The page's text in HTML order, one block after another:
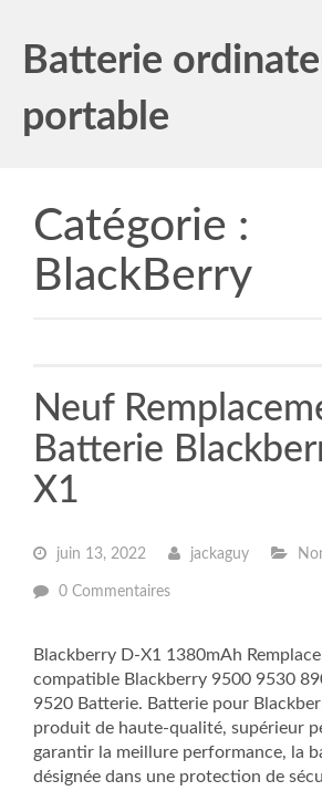
Batterie
portable
Catégorie :
BlackBerry
Neuf
Batterie
X1
juin 13, 2022 jackaguy
0 Commentaires
Blackberry D-X1 1380mAh
compatible Blackberry 9500 9530
9520 Batterie. Batterie pour
produit de haute-qualité, supérieur
garantir la meillure performance, la
désignée dans une protection de